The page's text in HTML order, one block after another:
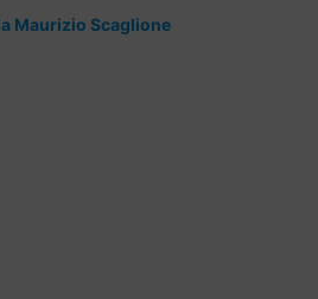
Maurizio Scaglione